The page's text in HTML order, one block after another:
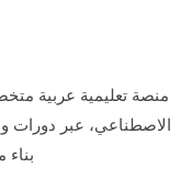
منصة تعليمية عربية
الاصطناعي، عبر دورات